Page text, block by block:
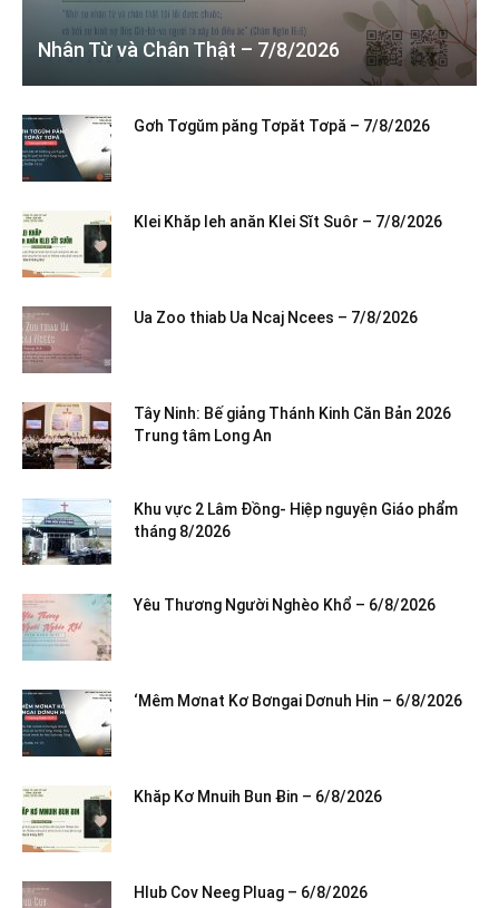
Nhân Từ và Chân Thật – 7/8/2026
Gơh Tơgŭm păng Tơpăt Tơpă – 7/8/2026
Klei Khăp leh anăn Klei Sĭt Suôr – 7/8/2026
Ua Zoo thiab Ua Ncaj Ncees – 7/8/2026
Tây Ninh: Bế giảng Thánh Kinh Căn Bản 2026
Trung tâm Long An
Khu vực 2 Lâm Đồng- Hiệp nguyện Giáo phẩm
tháng 8/2026
Yêu Thương Người Nghèo Khổ – 6/8/2026
‘Mêm Mơnat Kơ Bơngai Dơnuh Hin – 6/8/2026
Khăp Kơ Mnuih Bun Ƀin – 6/8/2026
Hlub Cov Neeg Pluag – 6/8/2026